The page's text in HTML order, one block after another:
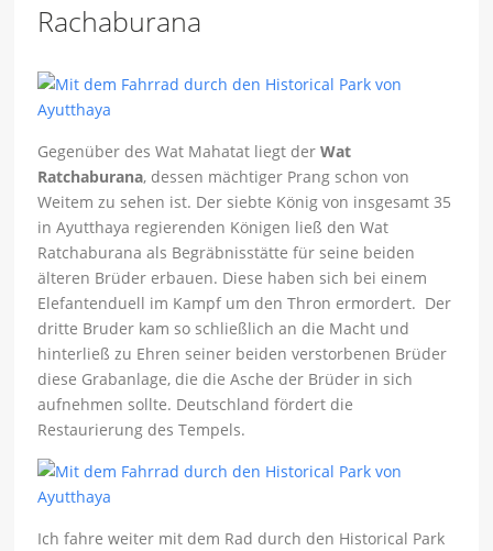
Rachaburana
Gegenüber des Wat Mahatat liegt derWat
Ratchaburana, dessen mächtiger Prang schon von
Weitem zu sehen ist. Der siebte König von insgesamt 35
in Ayutthaya regierenden Königen ließ den Wat
Ratchaburana als Begräbnisstätte für seine beiden
älteren Brüder erbauen. Diese haben sich bei einem
Elefantenduell im Kampf um den Thron ermordert. Der
dritte Bruder kam so schließlich an die Macht und
hinterließ zu Ehren seiner beiden verstorbenen Brüder
diese Grabanlage, die die Asche der Brüder in sich
aufnehmen sollte. Deutschland fördert die
Restaurierung des Tempels.
Ich fahre weiter mit dem Rad durch den Historical Park